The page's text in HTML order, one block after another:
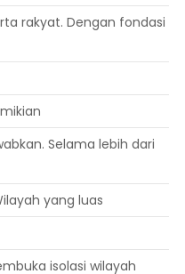
rakyat. Dengan fondasi
Selama lebih dari
yang luas
isolasi wilayah